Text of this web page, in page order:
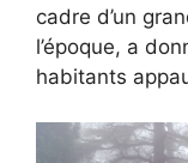
cadre d’un
l’époque, a
habitants